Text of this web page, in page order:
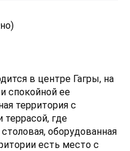
в центре Гагры, на
спокойной ее
территория с
где
оборудованная
есть место с